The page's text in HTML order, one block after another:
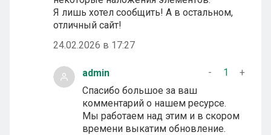
Я лишь хотел сообщить! А в остальном,
отличный сайт!
24.02.2026 в 17:27
admin - 1
+
Спасибо большое за ваш
комментарий о нашем ресурсе.
Мы работаем над этим и в скором
времени выкатим обновление.